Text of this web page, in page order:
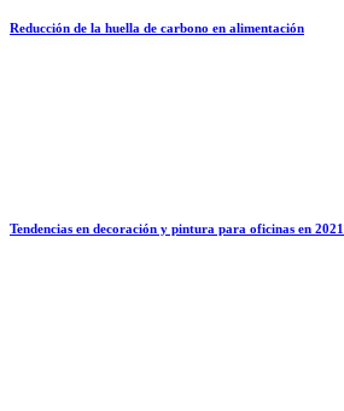
Reducción de la huella de carbono en alimentación
Tendencias en decoración y pintura para oficinas en 2021